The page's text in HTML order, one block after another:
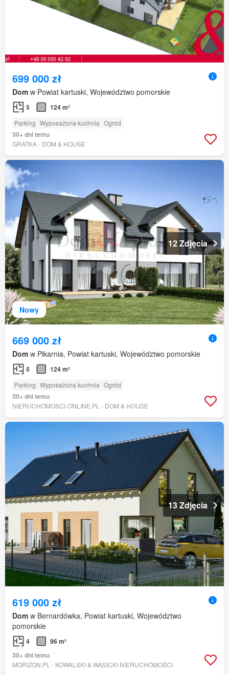
699 000 zł
Dom w Powiat kartuski, Województwo pomorskie
5 124 m²
Parking Wyposażona kuchnia Ogród
30+ dni temu
GRATKA - DOM & HOUSE
Nowy
12 Zdjęcia
669 000 zł
Dom w Pikarnia, Powiat kartuski, Województwo pomorskie
5 124 m²
Parking Wyposażona kuchnia Ogród
30+ dni temu
NIERUCHOMOSCI-ONLINE.PL - DOM & HOUSE
13 Zdjęcia
619 000 zł
Dom w Bernardówka, Powiat kartuski, Województwo
pomorskie
4
96 m²
30+ dni temu
MORIZON.PL - KOWALSKI & WĄSICKI NIERUCHOMOŚCI